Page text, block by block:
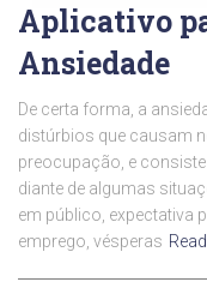
Aplicativo
Ansiedade
De certa forma, a
distúrbios que causam
preocupação, e
diante de algumas
em público, expectativa
emprego, vésperas